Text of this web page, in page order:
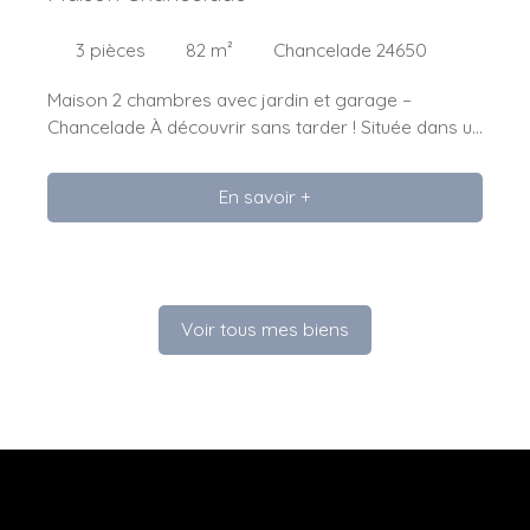
3 pièces 82 m² Chancelade 24650
Maison 2 chambres avec jardin et garage –
Chancelade À découvrir sans tarder ! Située dans un
très beau potentiel, dans un environnement
particulièrement calme et agréable. Elle se
grand cellier et d’un garage attenant, offrant de
nombreux espaces de rangement et de stockage.
opportunité intéressante pour un investisseur ou un
En savoir +
Voir tous mes biens